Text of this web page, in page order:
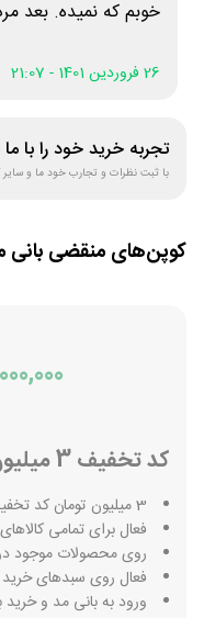
بحث کنیم 🙄
26 فروردین 1401 - 21:07
تجربه خرید خود را با
با ثبت نظرات و تجارب خود ما و سایر
کوپن‌های منقضی بانی
3,000,000
کد تخفیف 3 میلیون تومانی غیر اول بانی مد
3 میلیون تومان کد تخفیف بانی مد غیر اول
فعال برای تمامی
روی محصولات موجود
فعال روی سبدهای خرید بالای 6 میلیون
ورود به بانی مد و